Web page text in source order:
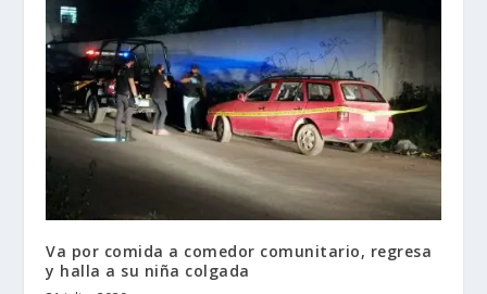
Va por comida a comedor comunitario, regresa
y halla a su niña colgada